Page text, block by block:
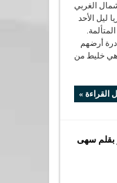
الغربي
ليل الأحد
أرضهم
هي خليط من
القراءة »
بقلم سهى